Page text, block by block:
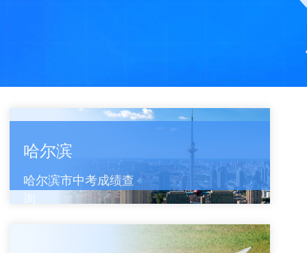
哈尔滨
哈尔滨市中考成绩查
询